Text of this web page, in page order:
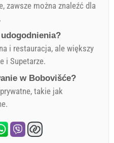
zawsze można znaleźć dla
i restauracja, ale większy
i Supetarze.
w Bobovišće?
takie jak